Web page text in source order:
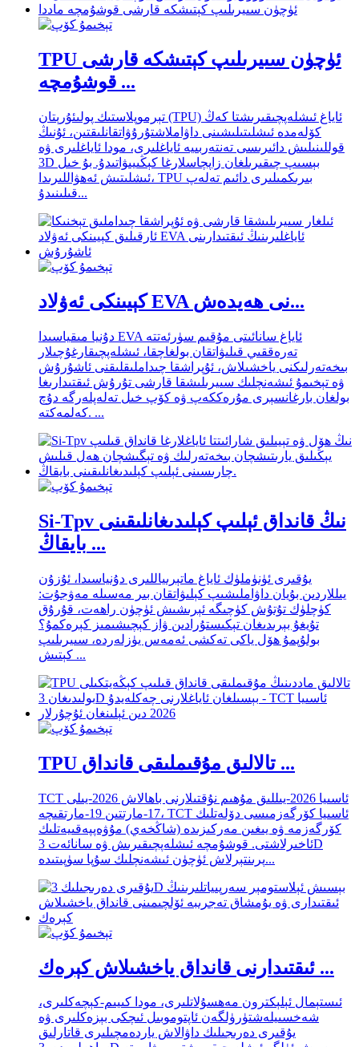
TPU ئۈچۈن سىيرىلىپ كېتىشكە قارشى
قوشۇمچە ...
تېرموپلاستىك پولىئۇرېتان (TPU) ئاياغ ئىشلەپچىقىرىشتا كەڭ
كۆلەمدە ئىشلىتىلىشىنى داۋاملاشتۇرۇۋاتقانلىقتىن، ئۇنىڭ
قوللىنىلىش دائىرىسى تەنتەربىيە ئاياغلىرى، مودا ئاياغلىرى ۋە
3D بېسىپ چىقىرىلغان زاپچاسلارغا كېڭىيىۋاتىدۇ. بۇ خىل
ئىشلىتىش ئەھۋاللىرىدا، TPU بىرىكمىلىرى دائىم تەلەپ
قىلىنىدۇ...
كېيىنكى ئەۋلاد EVA نى ھەيدەش...
دۇنيا مىقياسىدا EVA ئاياغ سانائىتى مۇقىم سۈرئەتتە
تەرەققىي قىلىۋاتقان بولغاچقا، ئىشلەپچىقارغۇچىلار
بىخەتەرلىكنى ياخشىلاش، ئۇپراشقا چىداملىقلىقنى ئاشۇرۇش
ۋە تېخىمۇ ئىشەنچلىك سىيرىلىشقا قارشى تۇرۇش ئىقتىدارىغا
بولغان بارغانسېرى مۇرەككەپ ۋە كۆپ خىل تەلەپلەرگە دۇچ
كەلمەكتە. ...
Si-Tpv نىڭ قانداق ئېلىپ كېلىدىغانلىقىنى
بايقاڭ ...
يۇقىرى ئۈنۈملۈك ئاياغ ماتېرىياللىرى دۇنياسىدا، ئۇزۇن
يىللاردىن بۇيان داۋاملىشىپ كېلىۋاتقان بىر مەسىلە مەۋجۇت:
كۈچلۈك تۇتۇش كۈچىگە ئېرىشىش ئۈچۈن راھەت، قۇرۇق
تۇيغۇ بېرىدىغان تېكىستۇرادىن ۋاز كېچىشىمىز كېرەكمۇ؟
بولۇپمۇ ھۆل ياكى تەكشى ئەمەس يۈزلەردە، سىيرىلىپ
كېتىش ...
TPU تالالىق مۇقىملىقى قانداق ...
TCT ئاسىيا 2026-يىللىق مۇھىم نۇقتىلارنى باھالاش 2026-يىلى
17-مارتتىن 19-مارتقىچە، TCT ئاسىيا كۆرگەزمىسى دۆلەتلىك
كۆرگەزمە ۋە يىغىن مەركىزىدە (شاڭخەي) مۇۋەپپەقىيەتلىك
ئاخىرلاشتى. قوشۇمچە ئىشلەپچىقىرىش ۋە سانائەت 3D
پرىنتېرلاش ئۈچۈن ئىشەنچلىك سۇپا سۈپىتىدە...
ئىقتىدارنى قانداق ياخشىلاش كېرەك ...
ئىستېمال ئېلېكترون مەھسۇلاتلىرى، مودا كىيىم-كېچەكلىرى،
شەخسىيلەشتۈرۈلگەن ئاپتوموبىل ئىچكى بېزەكلىرى ۋە
يۇقىرى دەرىجىلىك داۋالاش ياردەمچىلىرى قاتارلىق